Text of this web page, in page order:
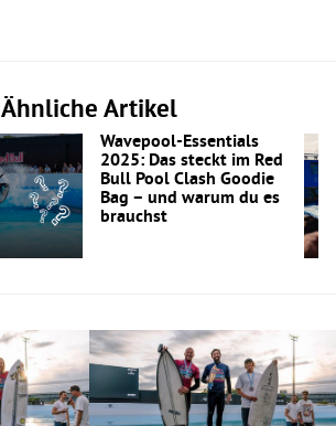
Ähnliche Artikel
Wavepool-Essentials
2025: Das steckt im Red
Bull Pool Clash Goodie
Bag – und warum du es
brauchst